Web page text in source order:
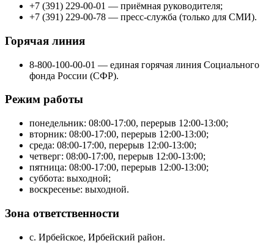
+7 (391) 229-00-01 — приёмная руководителя;
+7 (391) 229-00-78 — пресс-служба (только для СМИ).
Горячая линия
8-800-100-00-01 — единая горячая линия Социального
фонда России (СФР).
Режим работы
понедельник: 08:00-17:00, перерыв 12:00-13:00;
вторник: 08:00-17:00, перерыв 12:00-13:00;
среда: 08:00-17:00, перерыв 12:00-13:00;
четверг: 08:00-17:00, перерыв 12:00-13:00;
пятница: 08:00-17:00, перерыв 12:00-13:00;
суббота: выходной;
воскресенье: выходной.
Зона ответственности
с. Ирбейское, Ирбейский район.